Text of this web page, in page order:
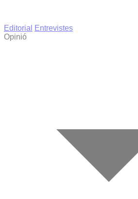
Editorial
Entrevistes
Opinió